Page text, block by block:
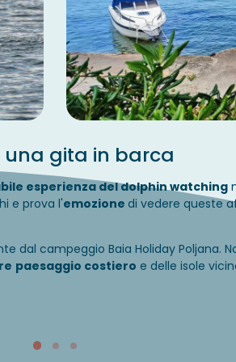
gita in barca
esperienza del dolphin watching
e prova l'emozione di vedere queste
dal campeggio Baia Holiday Poljana.
paesaggio costiero e delle isole